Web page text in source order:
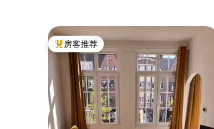
热门「房客推荐」
房客推荐